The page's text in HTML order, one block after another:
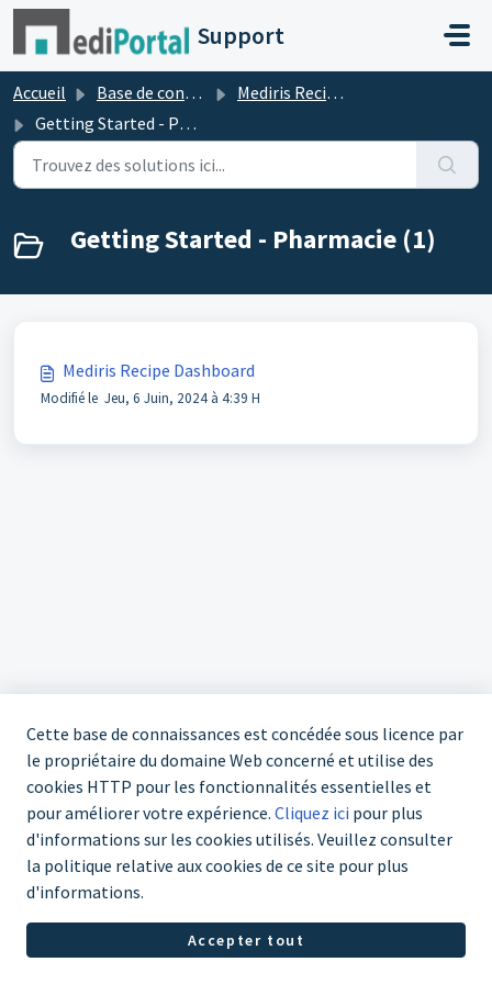
Passer au contenu principal
Support
Accueil Base de connaissances
Mediris Recipe Dashboard
Getting Started - Pharmacie
Getting Started - Pharmacie (1)
Mediris Recipe Dashboard
Modifié le Jeu, 6 Juin, 2024 à 4:39 H
03 303 70 67
Logiciel Helpdesk par Freshdesk
Politique concernant les
cookies
Cette base de connaissances est concédée sous licence par
le propriétaire du domaine Web concerné et utilise des
cookies HTTP pour les fonctionnalités essentielles et
pour améliorer votre expérience. Cliquez ici pour plus
d'informations sur les cookies utilisés. Veuillez consulter
la politique relative aux cookies de ce site pour plus
d'informations.
Accepter tout